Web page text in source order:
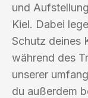
und
Kiel. Dabei
Schutz deines
während des
unserer
du außerdem